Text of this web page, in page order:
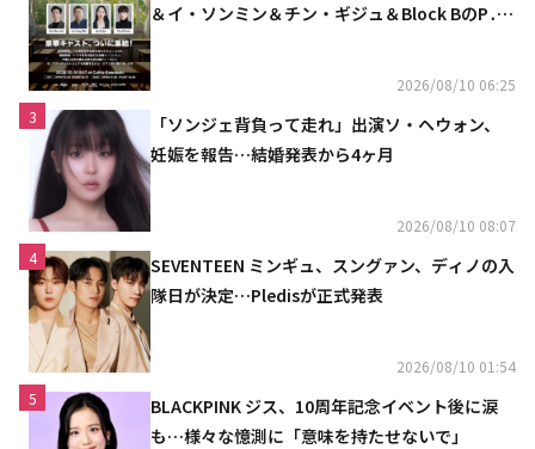
＆イ・ソンミン＆チン・ギジュ＆Block BのP․
2026/08/10 06:25
3
「ソンジェ背負って走れ」出演ソ・ヘウォン、
妊娠を報告…結婚発表から4ヶ月
2026/08/10 08:07
4
SEVENTEEN ミンギュ、スングァン、ディノの入
隊日が決定…Pledisが正式発表
2026/08/10 01:54
5
BLACKPINK ジス、10周年記念イベント後に涙
も…様々な憶測に「意味を持たせないで」